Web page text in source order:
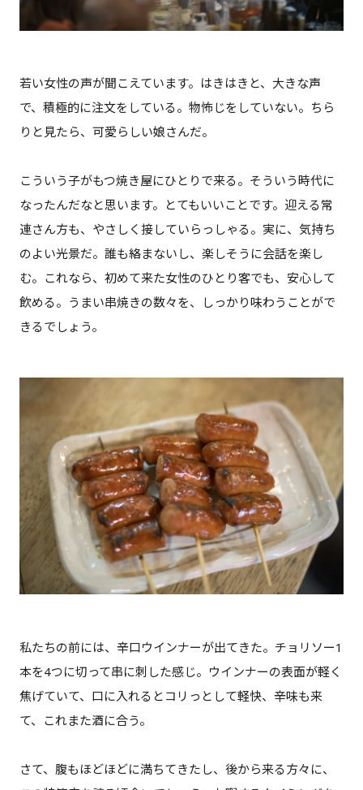
若い女性の声が聞こえています。はきはきと、大きな声
で、積極的に注文をしている。物怖じをしていない。ちら
りと見たら、可愛らしい娘さんだ。
こういう子がもつ焼き屋にひとりで来る。そういう時代に
なったんだなと思います。とてもいいことです。迎える常
連さん方も、やさしく接していらっしゃる。実に、気持ち
のよい光景だ。誰も絡まないし、楽しそうに会話を楽し
む。これなら、初めて来た女性のひとり客でも、安心して
飲める。うまい串焼きの数々を、しっかり味わうことがで
きるでしょう。
私たちの前には、辛口ウインナーが出てきた。チョリソー1
本を4つに切って串に刺した感じ。ウインナーの表面が軽く
焦げていて、口に入れるとコリっとして軽快、辛味も来
て、これまた酒に合う。
さて、腹もほどほどに満ちてきたし、後から来る方々に、